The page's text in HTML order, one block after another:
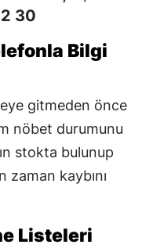
30
Bilgi
gitmeden önce
nöbet durumunu
stokta bulunup
zaman kaybını
Listeleri